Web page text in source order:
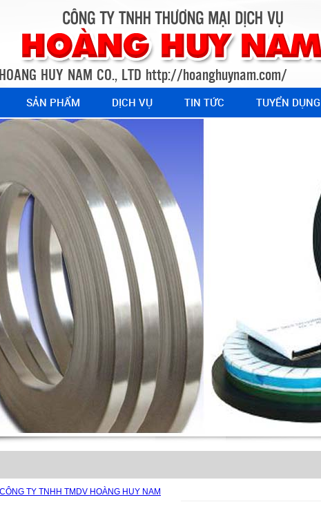
HOANG HUY NAM CO., LTD http://hoanghuynam.com/
SẢN PHẨM DỊCH VỤ TIN TỨC TUYỂN DỤNG